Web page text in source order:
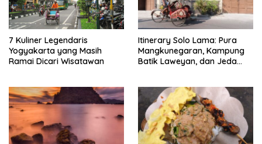
7 Kuliner Legendaris
Yogyakarta yang Masih
Ramai Dicari Wisatawan
Itinerary Solo Lama: Pura
Mangkunegaran, Kampung
Batik Laweyan, dan Jeda